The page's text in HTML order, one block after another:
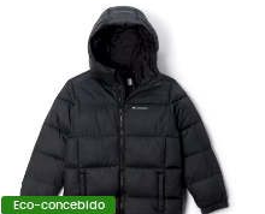
Eco-concebido